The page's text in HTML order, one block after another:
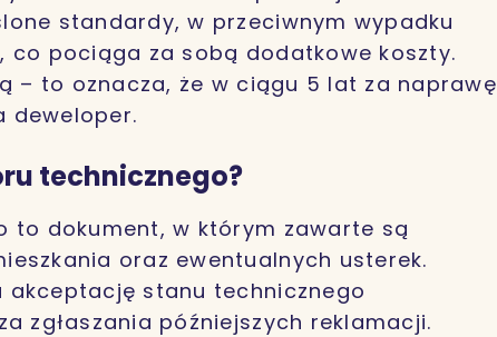
standardy, w przeciwnym wypadku
co pociąga za sobą dodatkowe koszty.
– to oznacza, że w ciągu 5 lat za naprawę
deweloper.
technicznego?
to dokument, w którym zawarte są
oraz ewentualnych usterek.
akceptację stanu technicznego
zgłaszania późniejszych reklamacji.